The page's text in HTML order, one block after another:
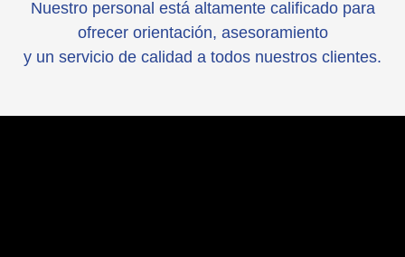
Nuestro personal está altamente calificado para
ofrecer orientación, asesoramiento
y un servicio de calidad a todos nuestros clientes.